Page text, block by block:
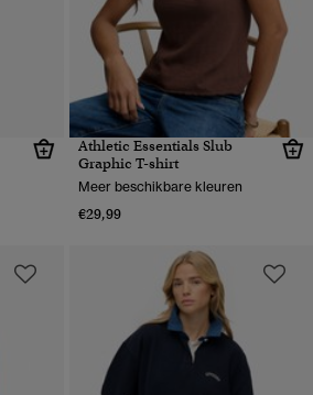
Athletic Essentials Slub
Graphic T-shirt
Meer beschikbare kleuren
€29,99